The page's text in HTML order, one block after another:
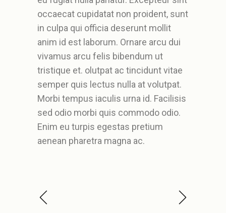
occaecat cupidatat non proident, sunt
in culpa qui officia deserunt mollit
anim id est laborum. Ornare arcu dui
vivamus arcu felis bibendum ut
tristique et. olutpat ac tincidunt vitae
semper quis lectus nulla at volutpat.
Morbi tempus iaculis urna id. Facilisis
sed odio morbi quis commodo odio.
Enim eu turpis egestas pretium
aenean pharetra magna ac.